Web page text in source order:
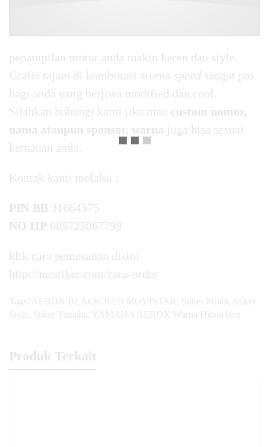
penampilan motor anda makin keren dan style.
Grafis tajam di kombinasi aroma speed sangat pas
bagi anda yang berjiwa modified dan cool.
Silahkan hubungi kami jika mau custom nomor,
nama ataupun sponsor, warna juga bisa sesuai
kemauan anda.
Kontak kami melalui :
PIN BB 31664375
NO HP 085725067799
klik cara pemesanan disini
http://mrstiker.com/cara-order
Tags: AEROX BLACK RED MOVISTAR Stiker Motor
Stiker
Style
Stiker Yamaha YAMAHA AEROX Warna Hitam biru
Produk Terkait